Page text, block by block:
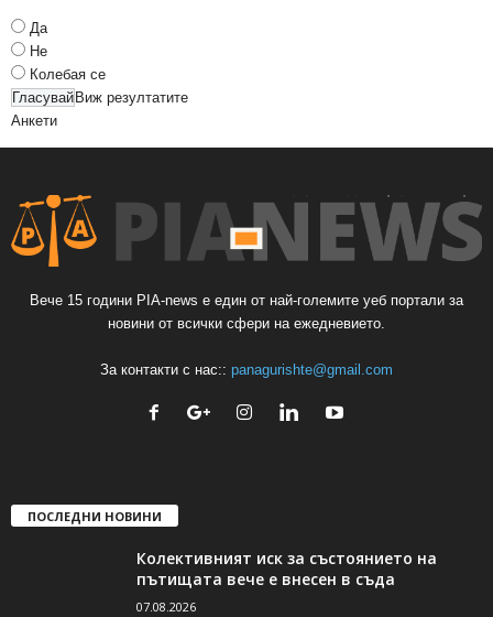
Да
Не
Колебая се
Виж резултатите
Анкети
Вече 15 години PIA-news е един от най-големите уеб портали за
новини от всички сфери на ежедневието.
За контакти с нас:: panagurishte@gmail.com
ПОСЛЕДНИ НОВИНИ
Колективният иск за състоянието на
пътищата вече е внесен в съда
07.08.2026